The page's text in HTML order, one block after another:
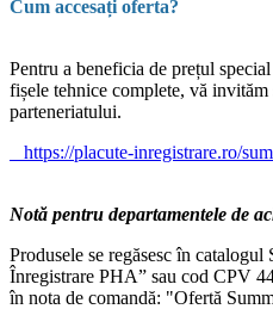
Cum accesați oferta?
Pentru a beneficia de prețul
fișele tehnice complete, vă invităm
parteneriatului.
https://placute-inregistrare.ro/
Notă pentru departamentele de
Produsele se regăsesc în
Înregistrare PHA” sau cod CPV
în nota de comandă: "Ofertă